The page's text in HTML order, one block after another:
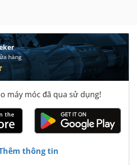
hàng
máy móc đã qua sử dụng!
thông tin